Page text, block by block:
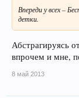
Впереди у всех –
детки.
Абстрагируясь
впрочем и мне,
8 май 2013